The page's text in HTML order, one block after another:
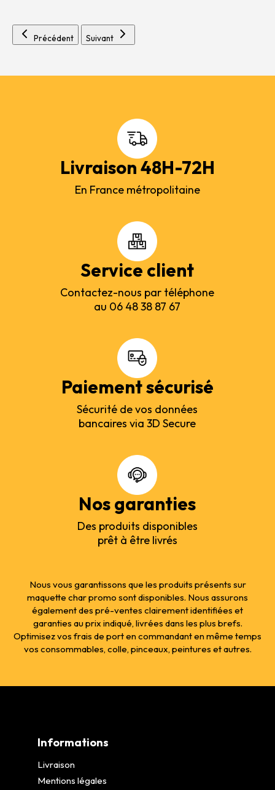
Précédent Suivant
Livraison 48H-72H
En France métropolitaine
Service client
Contactez-nous par téléphone
au 06 48 38 87 67
Paiement sécurisé
Sécurité de vos données
bancaires via 3D Secure
Nos garanties
Des produits disponibles
prêt à être livrés
Nous vous garantissons que les produits présents sur
maquette char promo sont disponibles. Nous assurons
également des pré-ventes clairement identifiées et
garanties au prix indiqué, livrées dans les plus brefs.
Optimisez vos frais de port en commandant en même temps
vos consommables, colle, pinceaux, peintures et autres.
Informations
Livraison
Mentions légales